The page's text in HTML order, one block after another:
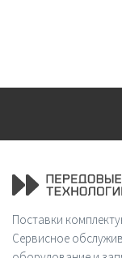
Поставки
Сервисное